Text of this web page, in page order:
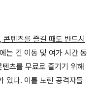
, 콘텐츠를 즐길 때도 반드시
는 긴 이동 및 여가 시간 동
츠를 무료로 즐기기 위해
있다. 이를 노린 공격자들